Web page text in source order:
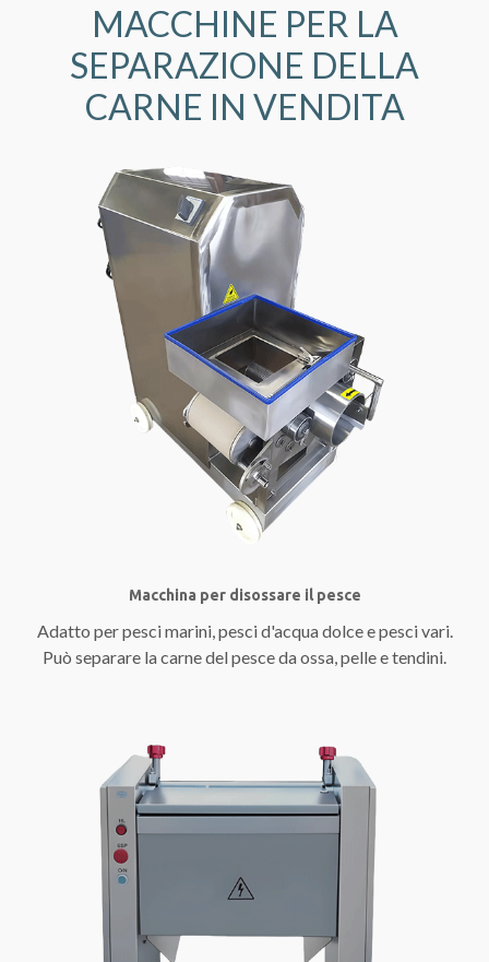
MACCHINE PER LA
SEPARAZIONE DELLA
CARNE IN VENDITA
Macchina per disossare il pesce
Adatto per pesci marini, pesci d'acqua dolce e pesci vari.
Può separare la carne del pesce da ossa, pelle e tendini.